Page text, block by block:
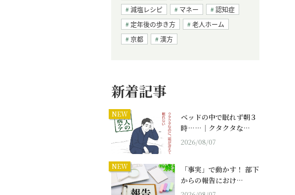
減塩レシピ
マネー
認知症
定年後の歩き方
老人ホーム
京都
漢方
新着記事
NEW
ベッドの中で眠れず朝３
時……｜クタクタな…
2026/08/07
NEW
「事実」で動かす！ 部下
からの報告におけ…